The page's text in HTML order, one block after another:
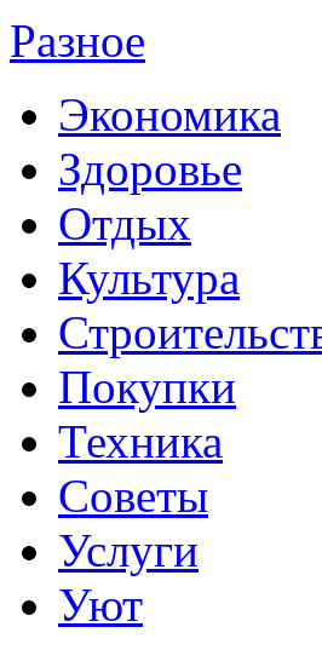
Разное
Экономика
Здоровье
Отдых
Культура
Покупки
Техника
Советы
Услуги
Уют